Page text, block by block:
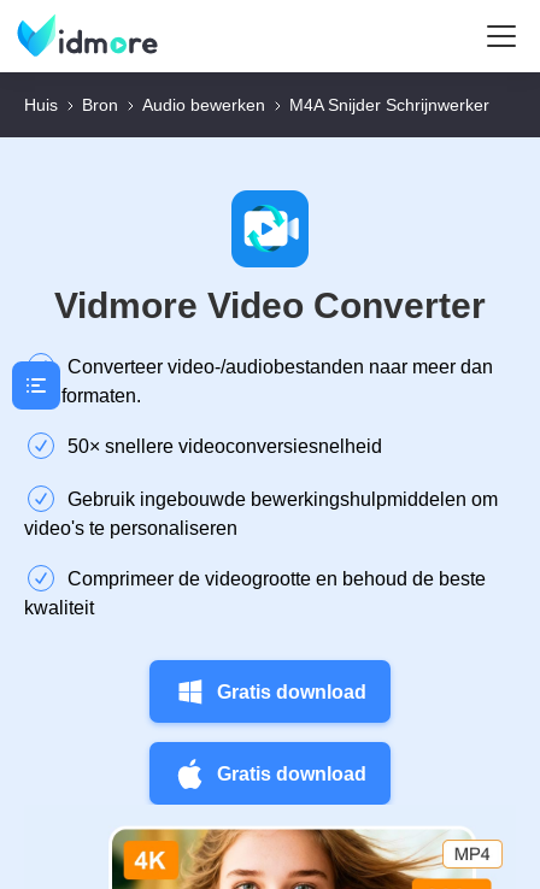
Huis Bron Audio bewerken M4A Snijder Schrijnwerker
Vidmore Video Converter
Converteer video-/audiobestanden naar meer dan
300 formaten.
50× snellere videoconversiesnelheid
Gebruik ingebouwde bewerkingshulpmiddelen om
video's te personaliseren
Comprimeer de videogrootte en behoud de beste
kwaliteit
Gratis download
Gratis download